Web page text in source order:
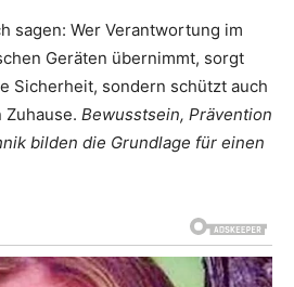
sagen: Wer Verantwortung im
Geräten übernimmt, sorgt
Sicherheit, sondern schützt auch
Zuhause. Bewusstsein, Prävention
bilden die Grundlage für einen